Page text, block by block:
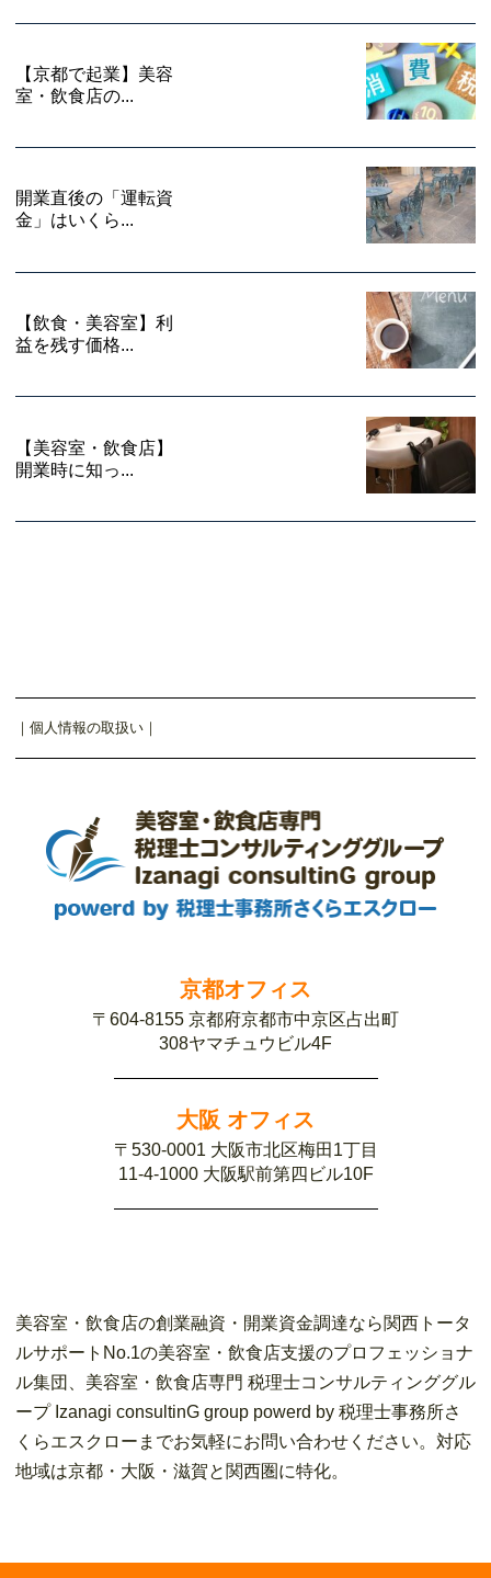
【京都で起業】美容
室・飲食店の...
開業直後の「運転資
金」はいくら...
【飲食・美容室】利
益を残す価格...
【美容室・飲食店】
開業時に知っ...
｜ 個人情報の取扱い ｜
京都オフィス
〒604-8155 京都府京都市中京区占出町
308ヤマチュウビル4F
大阪 オフィス
〒530-0001 大阪市北区梅田1丁目
11-4-1000 大阪駅前第四ビル10F
美容室・飲食店の創業融資・開業資金調達なら関西トータ
ルサポートNo.1の美容室・飲食店支援のプロフェッショナ
ル集団、美容室・飲食店専門 税理士コンサルティンググル
ープ Izanagi consultinG group powerd by 税理士事務所さ
くらエスクローまでお気軽にお問い合わせください。対応
地域は京都・大阪・滋賀と関西圏に特化。